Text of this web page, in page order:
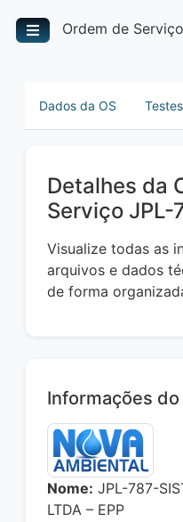
Ordem de Serviço
Dados da OS Testes
Detalhes da
Serviço JPL-
Visualize todas as
arquivos e dados
de forma
Informações
Nome: JPL-787-
LTDA – EPP